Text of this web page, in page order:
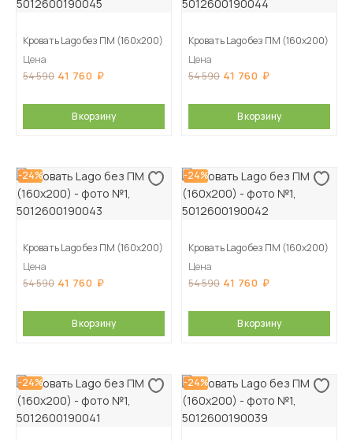
Кровать Lago без ПМ (160х200)
Цена
54 590 41 760
В корзину
Кровать Lago без ПМ (160х200)
Цена
54 590 41 760
В корзину
-24%
Кровать Lago без ПМ (160х200)
Цена
54 590 41 760
В корзину
-24%
Кровать Lago без ПМ (160х200)
Цена
54 590 41 760
В корзину
-24% -24%